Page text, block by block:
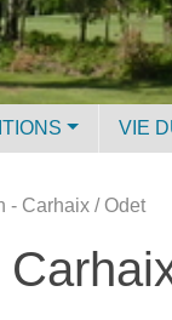
VIE
- Carhaix / Odet